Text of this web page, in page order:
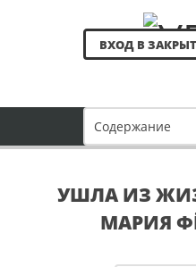
ВХОД В
УШЛА ИЗ
МАРИЯ